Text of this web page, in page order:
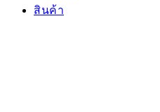
สินค้า